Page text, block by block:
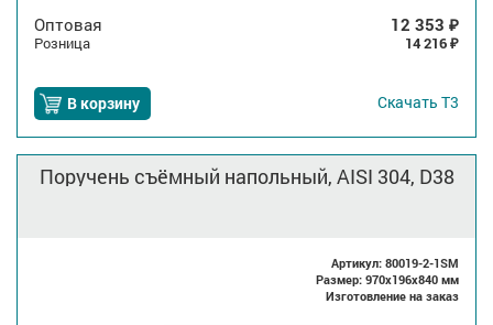
Оптовая 12 353 ₽
Розница 14 216 ₽
В корзину Скачать Т3
Поручень съёмный напольный, AISI 304, D38
Артикул: 80019-2-1SM
Размер: 970x196x840 мм
Изготовление на заказ